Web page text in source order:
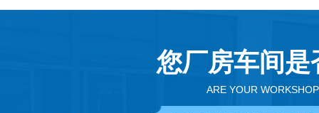
您厂房车间
ARE YOUR